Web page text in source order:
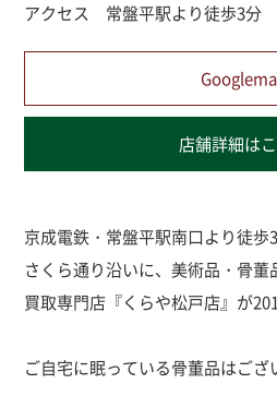
アクセス
常盤平駅より徒歩3分
店舗詳細は
京成電鉄・常盤平駅南口より徒歩3
さくら通り沿いに、美術品・骨董
買取専門店『くらや松戸店』が
ご自宅に眠っている骨董品はござ